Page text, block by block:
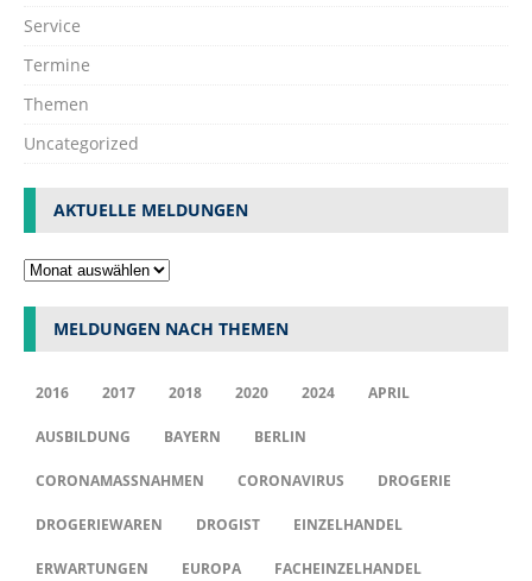
Service
Termine
Themen
Uncategorized
AKTUELLE MELDUNGEN
MELDUNGEN NACH THEMEN
2016 2017 2018 2020 2024 APRIL
AUSBILDUNG BAYERN BERLIN
CORONAMASSNAHMEN CORONAVIRUS DROGERIE
DROGERIEWAREN DROGIST EINZELHANDEL
ERWARTUNGEN EUROPA FACHEINZELHANDEL